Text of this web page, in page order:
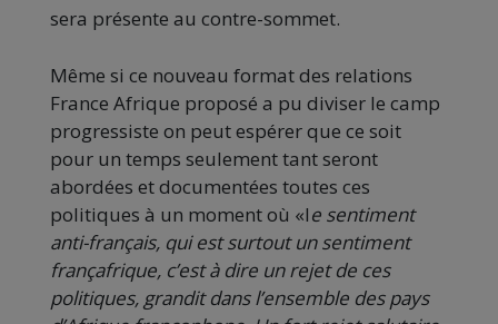
sera présente au contre-sommet.
Même si ce nouveau format des relations
France Afrique proposé a pu diviser le camp
progressiste on peut espérer que ce soit
pour un temps seulement tant seront
abordées et documentées toutes ces
politiques à un moment où «le sentiment
anti-français, qui est surtout un sentiment
françafrique, c’est à dire un rejet de ces
politiques, grandit dans l’ensemble des pays